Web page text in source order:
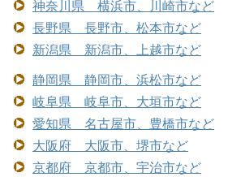
神奈川県 横浜市、川崎市など
長野県 長野市、松本市など
新潟県 新潟市、上越市など
静岡県 静岡市、浜松市など
岐阜県 岐阜市、大垣市など
愛知県 名古屋市、豊橋市など
大阪府 大阪市、堺市など
京都府 京都市、宇治市など